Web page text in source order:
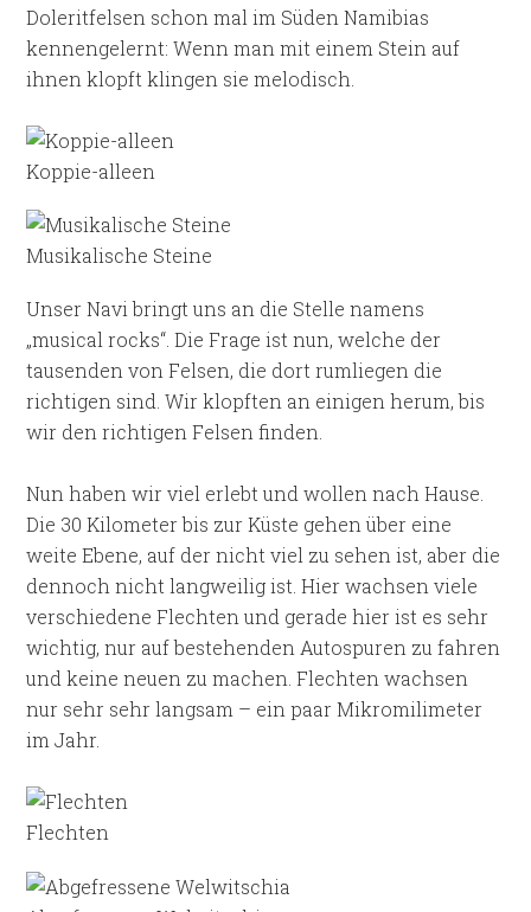
Doleritfelsen schon mal im Süden Namibias
kennengelernt: Wenn man mit einem Stein auf
ihnen klopft klingen sie melodisch.
Koppie-alleen
Musikalische Steine
Unser Navi bringt uns an die Stelle namens
„musical rocks“. Die Frage ist nun, welche der
tausenden von Felsen, die dort rumliegen die
richtigen sind. Wir klopften an einigen herum, bis
wir den richtigen Felsen finden.
Nun haben wir viel erlebt und wollen nach Hause.
Die 30 Kilometer bis zur Küste gehen über eine
weite Ebene, auf der nicht viel zu sehen ist, aber die
dennoch nicht langweilig ist. Hier wachsen viele
verschiedene Flechten und gerade hier ist es sehr
wichtig, nur auf bestehenden Autospuren zu fahren
und keine neuen zu machen. Flechten wachsen
nur sehr sehr langsam – ein paar Mikromilimeter
im Jahr.
Flechten